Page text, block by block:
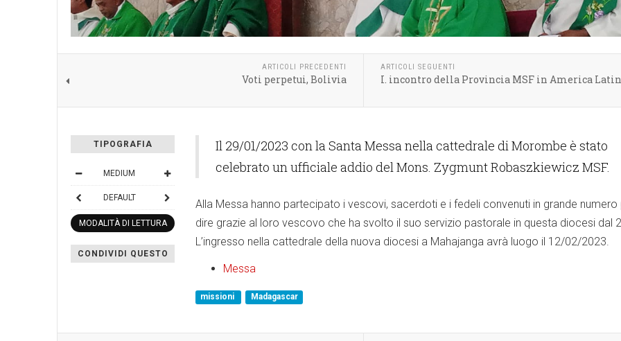
ARTICOLI PRECEDENTI
Voti perpetui, Bolivia
ARTICOLI SEGUENTI
I. incontro della Provincia MSF in America
TIPOGRAFIA
MEDIUM
DEFAULT
MODALITÀ DI LETTURA
CONDIVIDI QUESTO
Il 29/01/2023 con la Santa Messa nella cattedrale di Morombe è stato
celebrato un ufficiale addio del Mons. Zygmunt Robaszkiewicz MSF.
Alla Messa hanno partecipato i vescovi, sacerdoti e i fedeli convenuti in grande numero
dire grazie al loro vescovo che ha svolto il suo servizio pastorale in questa diocesi dal
L’ingresso nella cattedrale della nuova diocesi a Mahajanga avrà luogo il 12/02/2023.
Messa
missioni Madagascar